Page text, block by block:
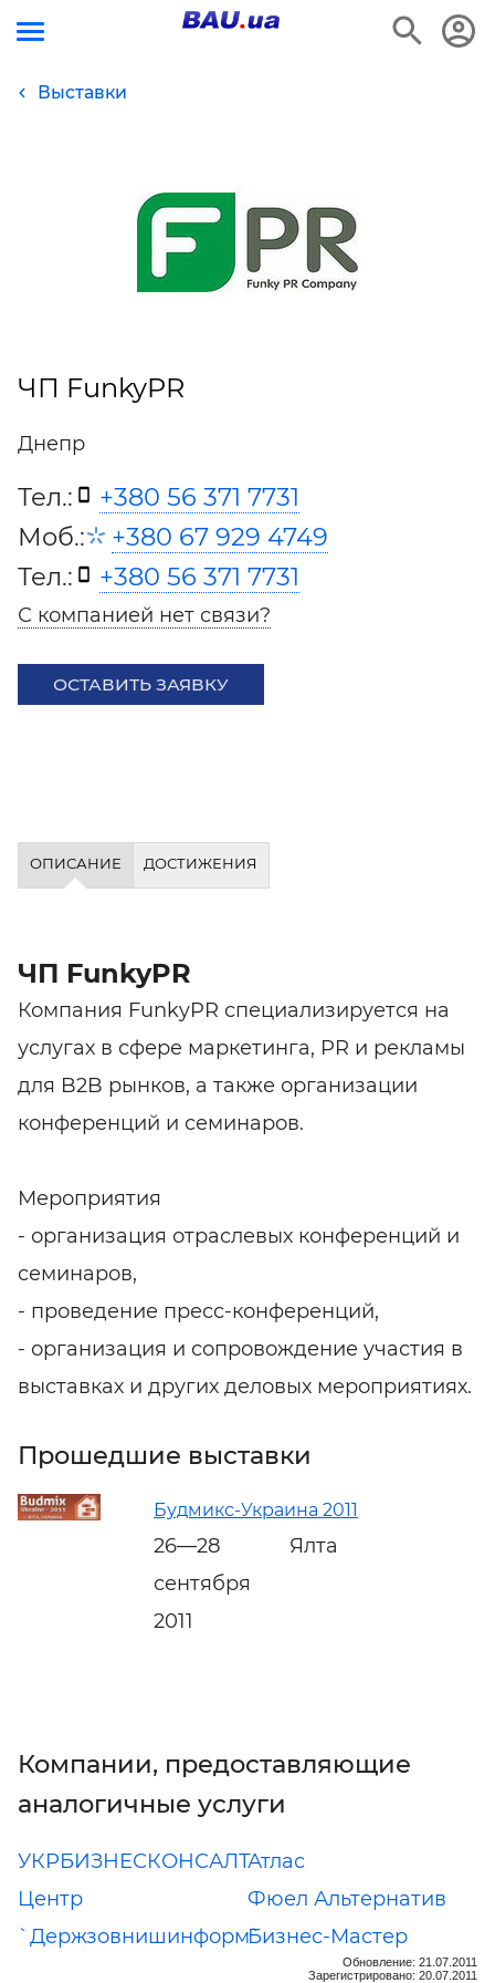
Выставки
ЧП FunkyPR
Днепр
Тел.:
+380 56 371 7731
Моб.:
+380 67 929 4749
Тел.:
+380 56 371 7731
С компанией нет связи?
ОСТАВИТЬ ЗАЯВКУ
ОПИСАНИЕ ДОСТИЖЕНИЯ
ЧП FunkyPR
Компания FunkyPR специализируется на
услугах в сфере маркетинга, PR и рекламы
для B2B рынков, а также организации
конференций и семинаров.
Мероприятия
- организация отраслевых конференций и
семинаров,
- проведение пресс-конференций,
- организация и сопровождение участия в
выставках и других деловых мероприятиях.
Прошедшие выставки
Будмикс-Украина 2011
26—28
сентября
2011
Ялта
Компании, предоставляющие
аналогичные услуги
УКРБИЗНЕСКОНСАЛТАтлас
Центр
`Держзовнишинформ`
Фюел Альтернатив
Бизнес-Мастер
Обновление: 21.07.2011
Зарегистрировано: 20.07.2011